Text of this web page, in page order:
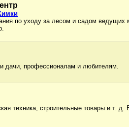
по уходу за лесом и садом ведущих
дачи, профессионалам и любителям.
техника, строительные товары и т. д.